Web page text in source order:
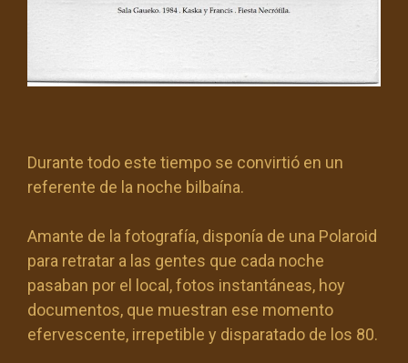
Durante todo este tiempo se convirtió en un
referente de la noche bilbaína.
Amante de la fotografía, disponía de una Polaroid
para retratar a las gentes que cada noche
pasaban por el local, fotos instantáneas, hoy
documentos, que muestran ese momento
efervescente, irrepetible y disparatado de los 80.